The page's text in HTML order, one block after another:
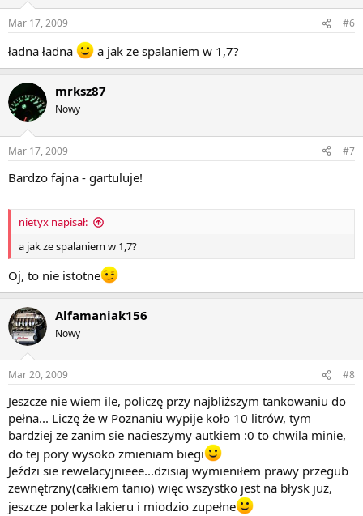
Mar 17, 2009 #6
ładna ładna a jak ze spalaniem w 1,7?
mrksz87
Nowy
Mar 17, 2009 #7
Bardzo fajna - gartuluje!
nietyx napisał:
a jak ze spalaniem w 1,7?
Oj, to nie istotne
Alfamaniak156
Nowy
Mar 20, 2009 #8
Jeszcze nie wiem ile, policzę przy najbliższym tankowaniu do
pełna... Liczę że w Poznaniu wypije koło 10 litrów, tym
bardziej ze zanim sie nacieszymy autkiem :0 to chwila minie,
do tej pory wysoko zmieniam biegi
Jeździ sie rewelacyjnieee...dzisiaj wymieniłem prawy przegub
zewnętrzny(całkiem tanio) więc wszystko jest na błysk już,
jeszcze polerka lakieru i miodzio zupełne